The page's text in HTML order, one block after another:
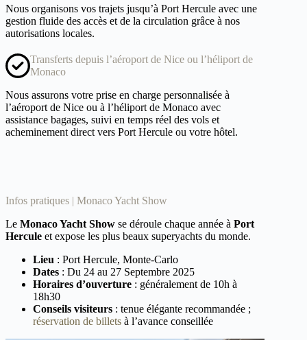
Nous organisons vos trajets jusqu’à Port Hercule avec une
gestion fluide des accès et de la circulation grâce à nos
autorisations locales.
Transferts depuis l’aéroport de Nice ou l’héliport de
Monaco
Nous assurons votre prise en charge personnalisée à
l’aéroport de Nice ou à l’héliport de Monaco avec
assistance bagages, suivi en temps réel des vols et
acheminement direct vers Port Hercule ou votre hôtel.
Infos pratiques | Monaco Yacht Show
Le Monaco Yacht Show se déroule chaque année à Port
Hercule et expose les plus beaux superyachts du monde.
Lieu : Port Hercule, Monte-Carlo
Dates : Du 24 au 27 Septembre 2025
Horaires d’ouverture : généralement de 10h à
18h30
Conseils visiteurs : tenue élégante recommandée ;
réservation de billets à l’avance conseillée